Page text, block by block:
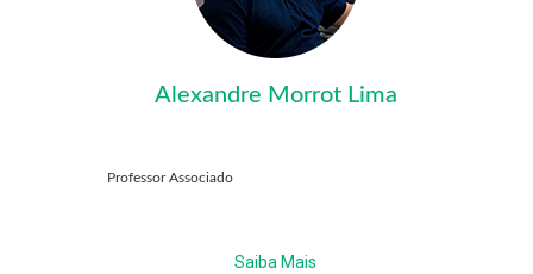
Alexandre Morrot Lima
Professor Associado
Saiba Mais